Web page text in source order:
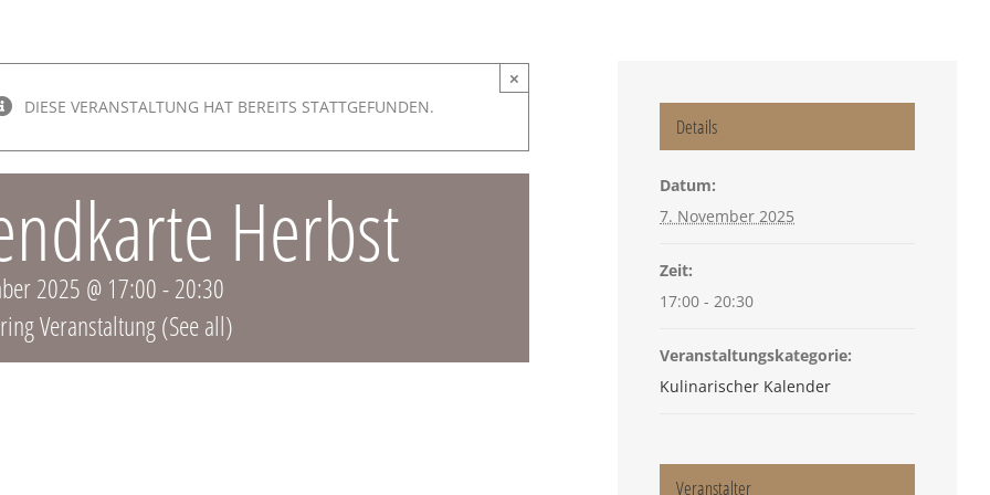
×
DIESE VERANSTALTUNG HAT BEREITS STATTGEFUNDEN.
Herbst
2025 @ 17:00-20:30
Veranstaltung(See all)
Details
Datum:
7. November 2025
Zeit:
17:00 - 20:30
Veranstaltungskategorie:
Kulinarischer Kalender
Veranstalter